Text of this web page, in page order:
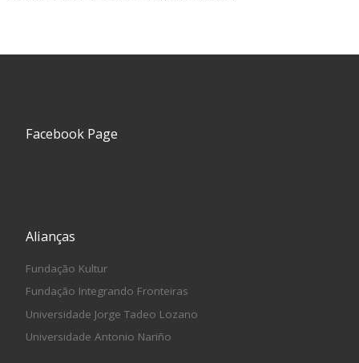
Facebook Page
Alianças
Fundação Kultur
Fundação Integrando Fronteiras
Universidade Jorge Tadeo Lozano
Universidade Antonio Nariño